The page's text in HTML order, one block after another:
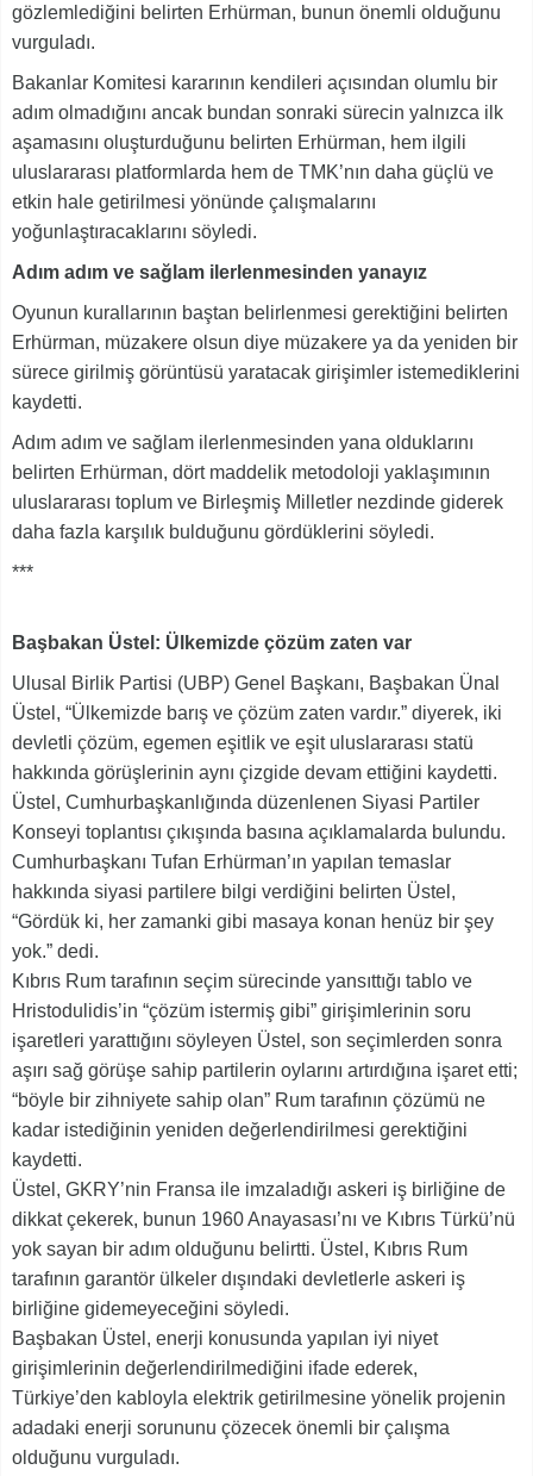
gözlemlediğini belirten Erhürman, bunun önemli olduğunu
vurguladı.
Bakanlar Komitesi kararının kendileri açısından olumlu bir
adım olmadığını ancak bundan sonraki sürecin yalnızca ilk
aşamasını oluşturduğunu belirten Erhürman, hem ilgili
uluslararası platformlarda hem de TMK’nın daha güçlü ve
etkin hale getirilmesi yönünde çalışmalarını
yoğunlaştıracaklarını söyledi.
Adım adım ve sağlam ilerlenmesinden yanayız
Oyunun kurallarının baştan belirlenmesi gerektiğini belirten
Erhürman, müzakere olsun diye müzakere ya da yeniden bir
sürece girilmiş görüntüsü yaratacak girişimler istemediklerini
kaydetti.
Adım adım ve sağlam ilerlenmesinden yana olduklarını
belirten Erhürman, dört maddelik metodoloji yaklaşımının
uluslararası toplum ve Birleşmiş Milletler nezdinde giderek
daha fazla karşılık bulduğunu gördüklerini söyledi.
***
Başbakan Üstel: Ülkemizde çözüm zaten var
Ulusal Birlik Partisi (UBP) Genel Başkanı, Başbakan Ünal
Üstel, “Ülkemizde barış ve çözüm zaten vardır.” diyerek, iki
devletli çözüm, egemen eşitlik ve eşit uluslararası statü
hakkında görüşlerinin aynı çizgide devam ettiğini kaydetti.
Üstel, Cumhurbaşkanlığında düzenlenen Siyasi Partiler
Konseyi toplantısı çıkışında basına açıklamalarda bulundu.
Cumhurbaşkanı Tufan Erhürman’ın yapılan temaslar
hakkında siyasi partilere bilgi verdiğini belirten Üstel,
“Gördük ki, her zamanki gibi masaya konan henüz bir şey
yok.” dedi.
Kıbrıs Rum tarafının seçim sürecinde yansıttığı tablo ve
Hristodulidis’in “çözüm istermiş gibi” girişimlerinin soru
işaretleri yarattığını söyleyen Üstel, son seçimlerden sonra
aşırı sağ görüşe sahip partilerin oylarını artırdığına işaret etti;
“böyle bir zihniyete sahip olan” Rum tarafının çözümü ne
kadar istediğinin yeniden değerlendirilmesi gerektiğini
kaydetti.
Üstel, GKRY’nin Fransa ile imzaladığı askeri iş birliğine de
dikkat çekerek, bunun 1960 Anayasası’nı ve Kıbrıs Türkü’nü
yok sayan bir adım olduğunu belirtti. Üstel, Kıbrıs Rum
tarafının garantör ülkeler dışındaki devletlerle askeri iş
birliğine gidemeyeceğini söyledi.
Başbakan Üstel, enerji konusunda yapılan iyi niyet
girişimlerinin değerlendirilmediğini ifade ederek,
Türkiye’den kabloyla elektrik getirilmesine yönelik projenin
adadaki enerji sorununu çözecek önemli bir çalışma
olduğunu vurguladı.